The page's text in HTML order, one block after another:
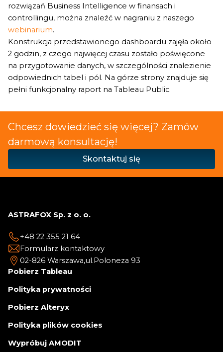
rozwiązań Business Intelligence w finansach i
controllingu, można znaleźć w nagraniu z naszego
webinarium.
Konstrukcja przedstawionego dashboardu zajęła około
2 godzin, z czego najwięcej czasu zostało poświęcone
na przygotowanie danych, w szczególności znalezienie
odpowiednich tabel i pól. Na górze strony znajduje się
pełni funkcjonalny raport na Tableau Public.
Chcesz dowiedzieć się więcej? Zamów
darmową konsultację!
Skontaktuj się
ASTRAFOX Sp. z o. o.
+48 22 355 21 64
Formularz kontaktowy
02-826 Warszawa,ul.Poloneza 93
Pobierz Tableau
Polityka prywatności
Pobierz Alteryx
Polityka plików cookies
Wypróbuj AMODIT